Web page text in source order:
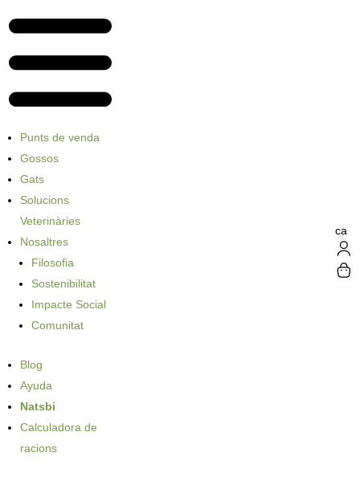
Punts de venda
Gossos
Gats
Solucions
Veterinàries
Nosaltres
Filosofia
Sostenibilitat
Impacte Social
Comunitat
Blog
Ayuda
Natsbi
Calculadora de
racions
ca